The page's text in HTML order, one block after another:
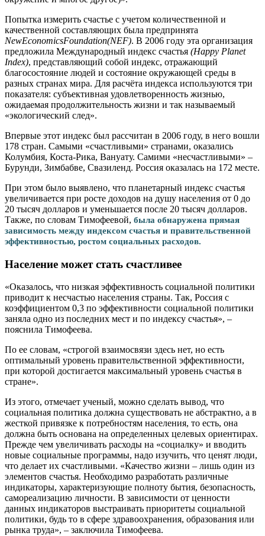
Попытка измерить счастье с учетом количественной и
качественной составляющих была предпринята
NewEconomicsFoundation(NEF). В 2006 году эта организация
предложила Международный индекс счастья (Happy Planet
Index), представляющий собой индекс, отражающий
благосостояние людей и состояние окружающей среды в
разных странах мира. Для расчёта индекса используются три
показателя: субъективная удовлетворенность жизнью,
ожидаемая продолжительность жизни и так называемый
«экологический след».
Впервые этот индекс был рассчитан в 2006 году, в него вошли
178 стран. Самыми «счастливыми» странами, оказались
Колумбия, Коста-Рика, Вануату. Самими «несчастливыми» –
Бурунди, Зимбабве, Свазиленд. Россия оказалась на 172 месте.
При этом было выявлено, что планетарный индекс счастья
увеличивается при росте доходов на душу населения от 0 до
20 тысяч долларов и уменьшается после 20 тысяч долларов.
Также, по словам Тимофеевой, была обнаружена прямая
зависимость между индексом счастья и правительственной
эффективностью, ростом социальных расходов.
Население может стать счастливее
«Оказалось, что низкая эффективность социальной политики
приводит к несчастью населения страны. Так, Россия с
коэффициентом 0,3 по эффективности социальной политики
заняла одно из последних мест и по индексу счастья», –
пояснила Тимофеева.
По ее словам, «строгой взаимосвязи здесь нет, но есть
оптимальный уровень правительственной эффективности,
при которой достигается максимальный уровень счастья в
стране».
Из этого, отмечает ученый, можно сделать вывод, что
социальная политика должна существовать не абстрактно, а в
жесткой привязке к потребностям населения, то есть, она
должна быть основана на определенных целевых ориентирах.
Прежде чем увеличивать расходы на «социалку» и вводить
новые социальные программы, надо изучить, что ценят люди,
что делает их счастливыми. «Качество жизни – лишь один из
элементов счастья. Необходимо разработать различные
индикаторы, характеризующие полноту бытия, безопасность,
самореализацию личности. В зависимости от ценности
данных индикаторов выстраивать приоритеты социальной
политики, будь то в сфере здравоохранения, образования или
рынка труда», – заключила Тимофеева.